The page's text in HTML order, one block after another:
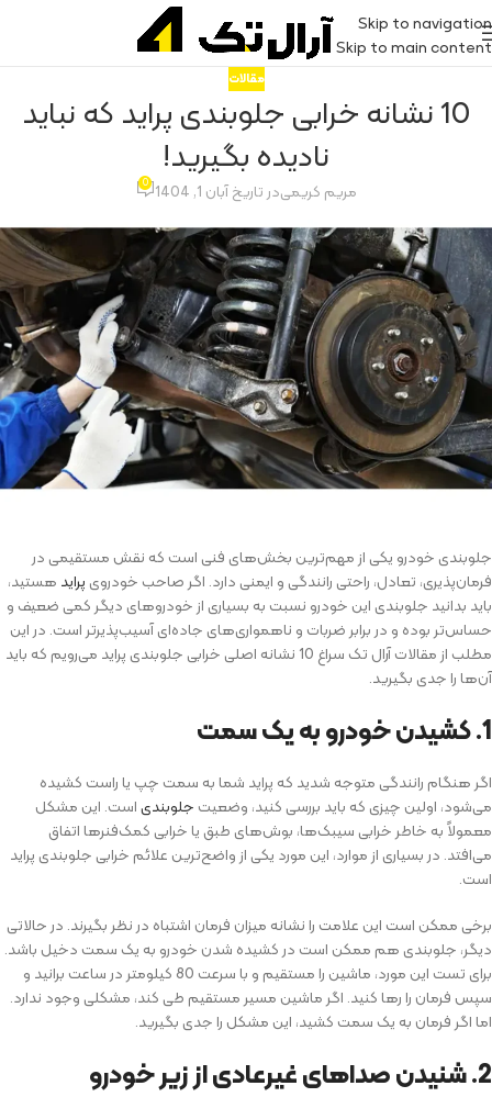
Skip to navigation
Skip to main content
مقالات
10 نشانه خرابی جلوبندی پراید که نباید
نادیده بگیرید!
مریم کریمیدر تاریخ آبان 1, 1404 0
جلوبندی خودرو یکی از مهم‌ترین بخش‌های فنی است که نقش مستقیمی در
فرمان‌پذیری، تعادل، راحتی رانندگی و ایمنی دارد. اگر صاحب خودروی پراید هستید،
باید بدانید جلوبندی این خودرو نسبت به بسیاری از خودروهای دیگر کمی ضعیف و
حساس‌تر بوده و در برابر ضربات و ناهمواری‌های جاده‌ای آسیب‌پذیرتر است. در این
مطلب از مقالات آرال تک سراغ 10 نشانه‌ اصلی خرابی جلوبندی پراید می‌رویم که باید
آن‌ها را جدی بگیرید.
1. کشیدن خودرو به یک سمت
اگر هنگام رانندگی متوجه شدید که پراید شما به سمت چپ یا راست کشیده
می‌شود، اولین چیزی که باید بررسی کنید، وضعیت جلوبندیاست. این مشکل
معمولاً به خاطر خرابی سیبک‌ها، بوش‌های طبق یا خرابی کمک‌فنرها اتفاق
می‌افتد. در بسیاری از موارد، این مورد یکی از واضح‌ترین علائم خرابی جلوبندی پراید
است.
برخی ممکن است این علامت را نشانه میزان فرمان اشتباه در نظر بگیرند. در حالاتی
دیگر، جلوبندی هم ممکن است در کشیده شدن خودرو به یک سمت دخیل باشد.
برای تست این مورد، ماشین را مستقیم و با سرعت 80 کیلومتر در ساعت برانید و
سپس فرمان را رها کنید. اگر ماشین مسیر مستقیم طی کند، مشکلی وجود ندارد.
اما اگر فرمان به یک سمت کشید، این مشکل را جدی بگیرید.
2. شنیدن صداهای غیرعادی از زیر خودرو